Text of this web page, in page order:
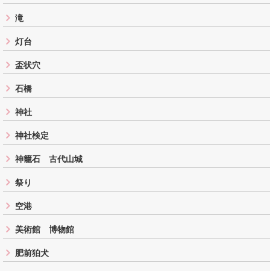
滝
灯台
盃状穴
石橋
神社
神社検定
神籠石 古代山城
祭り
空港
美術館 博物館
肥前狛犬